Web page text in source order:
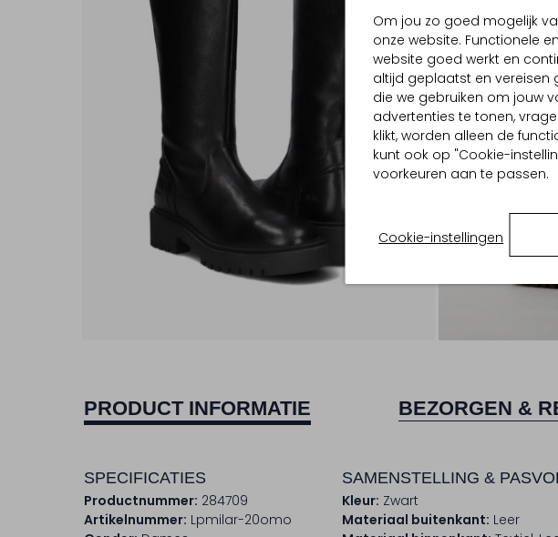
Om jou zo goed mogelijk
onze website. Functionele
website goed werkt en
altijd geplaatst en vereisen
die we gebruiken om jouw
advertenties te tonen,
klikt, worden alleen de
kunt ook op "Cookie-
voorkeuren aan te passen.
Cookie-instellingen
PRODUCT INFORMATIE BEZORGEN &
SPECIFICATIES
Productnummer: 284709
Artikelnummer: Lpmilar-20omo
SAMENSTELLING &
Kleur: Zwart
Materiaal buitenkant: Leer